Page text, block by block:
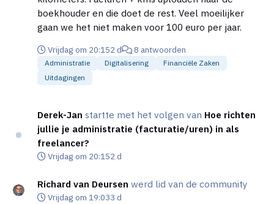
boekhouder en die doet de rest. Veel moeilijker
gaan we het niet maken voor 100 euro per jaar.
Vrijdag om 20:152 d 8 antwoorden
Administratie Digitalisering
Financiële Zaken
Uitdagingen
Derek-Jan startte met het volgen van Hoe richten
jullie je administratie (facturatie/uren) in als
freelancer?
Vrijdag om 20:152 d
Richard van Deursen werd lid van de community
Vrijdag om 19:033 d